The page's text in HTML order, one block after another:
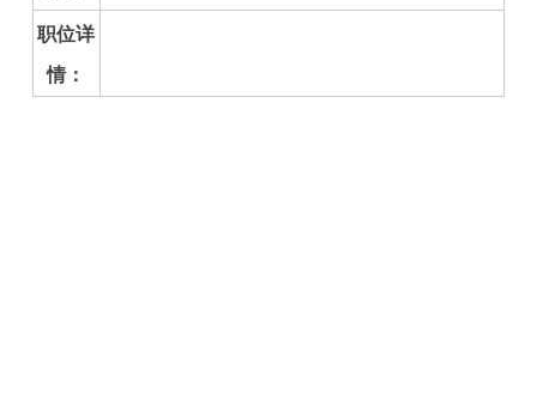
职位详
情：